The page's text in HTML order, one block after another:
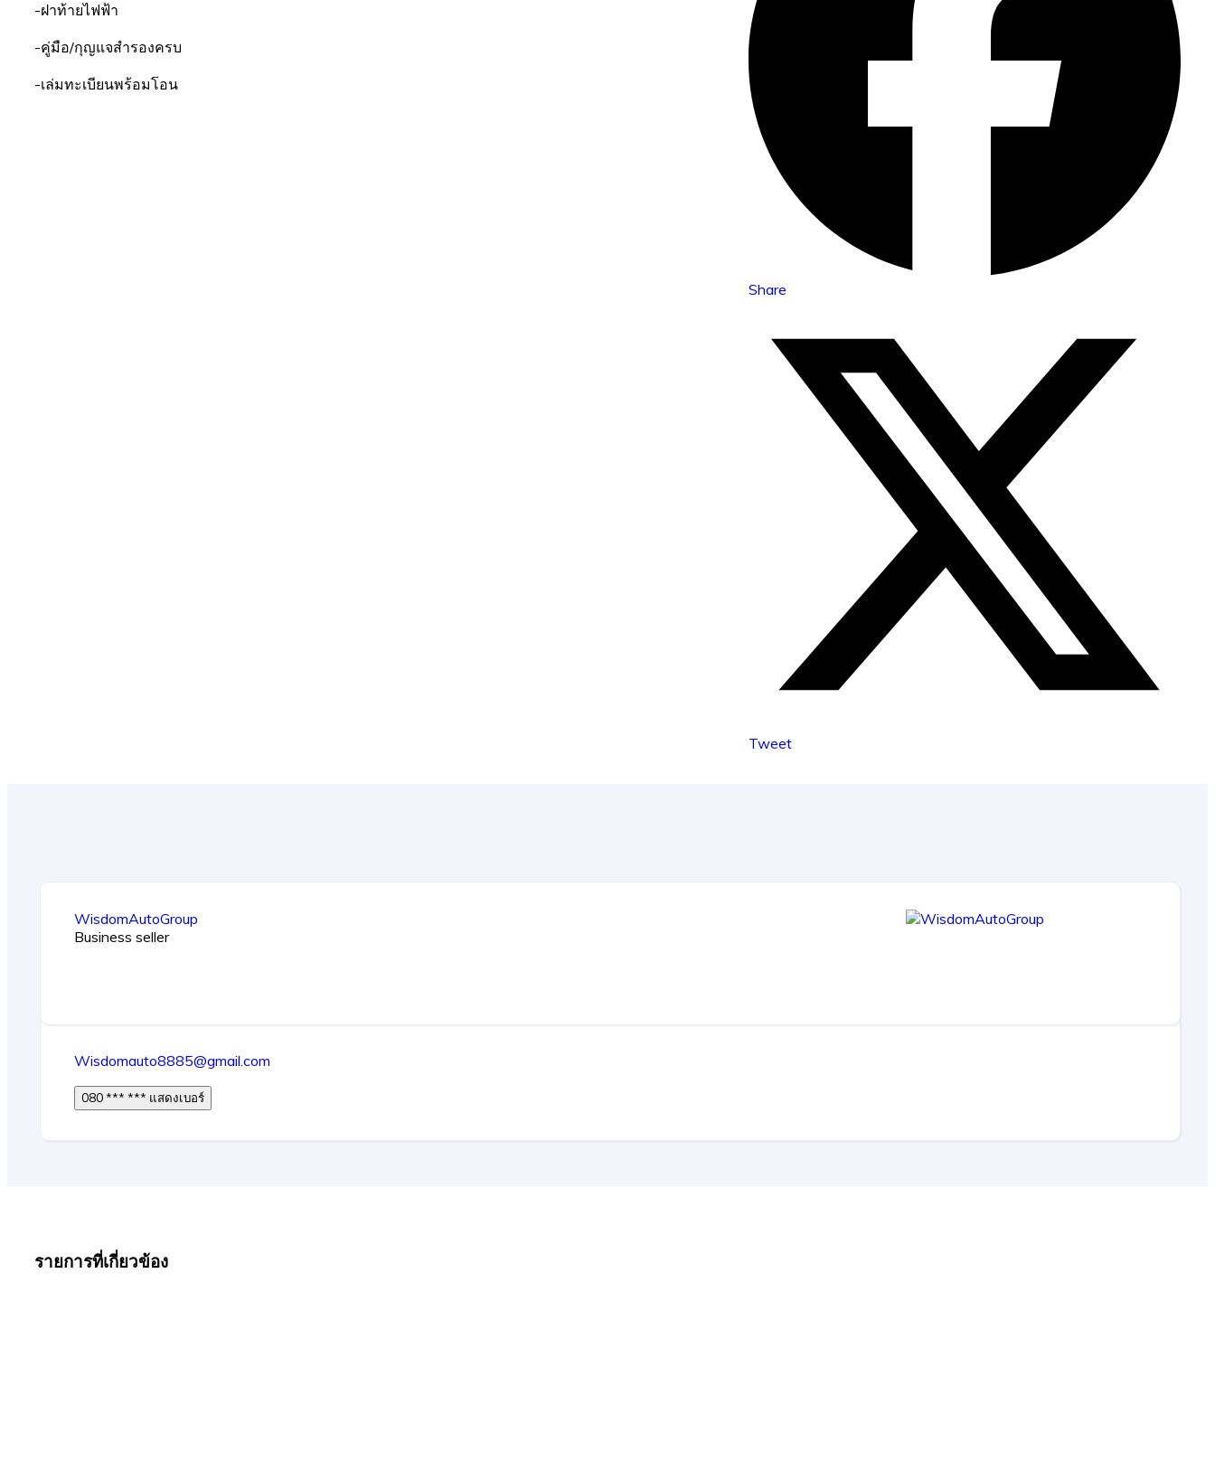
-ฝาท้ายไฟฟ้า
-คู่มือ/กุญแจสำรองครบ
-เล่มทะเบียนพร้อมโอน
Share
Tweet
WisdomAutoGroup
Business seller
Wisdomauto8885@gmail.com
080 *** *** แสดงเบอร์
รายการที่เกี่ยวข้อง